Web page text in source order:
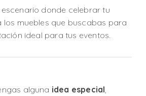
donde celebrar tu
los muebles que buscabas para
ideal para tus eventos.
alguna idea especial